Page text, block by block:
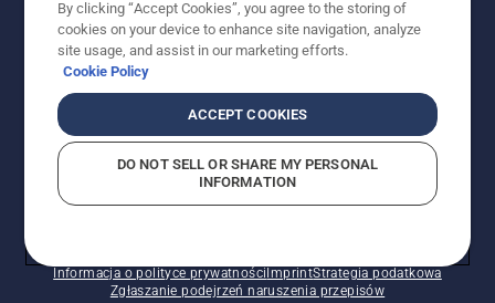
Informacja o polityce prywatności ImprintStrategia podatkowa
Zgłaszanie podejrzeń naruszenia przepisów
By clicking “Accept Cookies”, you agree to the storing of
cookies on your device to enhance site navigation, analyze
site usage, and assist in our marketing efforts.
Cookie Policy
ACCEPT COOKIES
DO NOT SELL OR SHARE MY PERSONAL
INFORMATION